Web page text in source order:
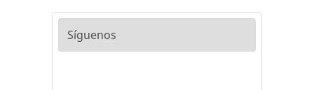
Síguenos